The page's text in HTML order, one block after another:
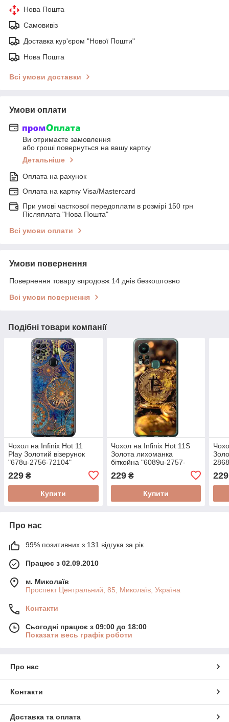
Нова Пошта
Самовивіз
Доставка кур'єром "Нової Пошти"
Нова Пошта
Всі умови доставки
Умови оплати
Ви отримаєте замовлення
або гроші повернуться на вашу картку
Детальніше
Оплата на рахунок
Оплата на картку Visa/Mastercard
При умові часткової передоплати в розмірі 150 грн
Післяплата "Нова Пошта"
Всі умови оплати
Умови повернення
Повернення товару впродовж 14 днів безкоштовно
Всі умови повернення
Подібні товари компанії
Чохол на Infinix Hot 11
Play Золотий візерунок
"678u-2756-72104"
229 ₴
Купити
Чохол на Infinix Hot 11S
Золота лихоманка
біткойна "6089u-2757-
229₴
Купити
229
Про нас
99% позитивних з 131 відгука за рік
Працює з 02.09.2010
м. Миколаїв
Проспект Центральний, 85, Миколаїв, Україна
Контакти
Сьогодні працює з 09:00 до 18:00
Показати весь графік роботи
Про нас
Контакти
Доставка та оплата